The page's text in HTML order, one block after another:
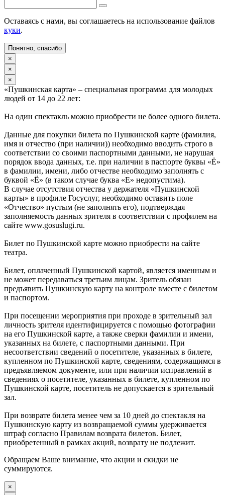
Оставаясь с нами, вы соглашаетесь на использование файлов
куки.
Понятно, спасибо
×
×
×
«Пушкинская карта» – специальная программа для молодых
людей от 14 до 22 лет:
На один спектакль можно приобрести не более одного билета.
Данные для покупки билета по Пушкинской карте (фамилия,
имя и отчество (при наличии)) необходимо вводить строго в
соответствии со своими паспортными данными, не нарушая
порядок ввода данных, т.е. при наличии в паспорте буквы «Ё»
в фамилии, имени, либо отчестве необходимо заполнять с
буквой «Ё» (в таком случае буква «Е» недопустима).
В случае отсутствия отчества у держателя «Пушкинской
карты» в профиле Госуслуг, необходимо оставить поле
«Отчество» пустым (не заполнять его), подтверждая
заполняемость данных зрителя в соответствии с профилем на
сайте www.gosuslugi.ru.
Билет по Пушкинской карте можно приобрести на сайте
театра.
Билет, оплаченный Пушкинской картой, является именным и
не может передаваться третьим лицам. Зритель обязан
предъявить Пушкинскую карту на контроле вместе с билетом
и паспортом.
При посещении мероприятия при проходе в зрительный зал
личность зрителя идентифицируется с помощью фотографии
на его Пушкинской карте, а также сверки фамилии и имени,
указанных на билете, с паспортными данными. При
несоответствии сведений о посетителе, указанных в билете,
купленном по Пушкинской карте, сведениям, содержащимся в
предъявляемом документе, или при наличии исправлений в
сведениях о посетителе, указанных в билете, купленном по
Пушкинской карте, посетитель не допускается в зрительный
зал.
При возврате билета менее чем за 10 дней до спектакля на
Пушкинскую карту из возвращаемой суммы удерживается
штраф согласно Правилам возврата билетов. Билет,
приобретенный в рамках акций, возврату не подлежит.
Обращаем Ваше внимание, что акции и скидки не
суммируются.
×